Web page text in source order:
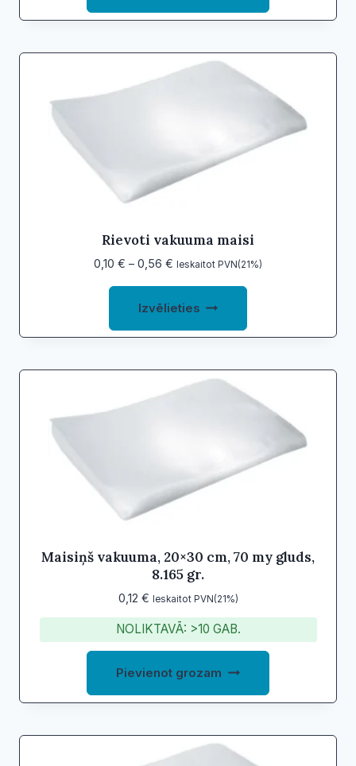
Rievoti vakuuma maisi
0,10 € – 0,56 € Price
0,10 €
0,56 €
Ieskaitot PVN(21%)
Izvēlieties
This
has
The
options
be
product
Maisiņš vakuuma, 20×30 cm, 70 my gluds,
8.165 gr.
0,12 € Ieskaitot PVN(21%)
NOLIKTAVĀ: >10 GAB.
Pievienot grozam